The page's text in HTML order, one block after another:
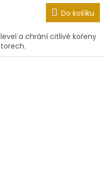
Do košíku
a chrání citlivé kořeny